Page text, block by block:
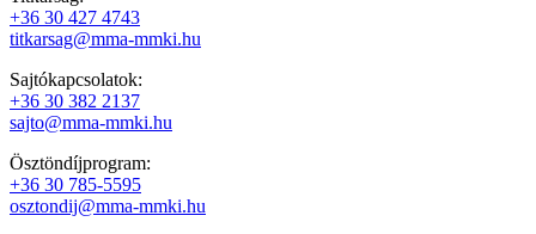
+36 30 427 4743
titkarsag@mma-mmki.hu
Sajtókapcsolatok:
+36 30 382 2137
sajto@mma-mmki.hu
Ösztöndíjprogram:
+36 30 785-5595
osztondij@mma-mmki.hu